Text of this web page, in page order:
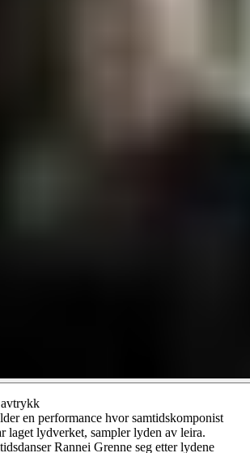
en performance hvor samtidskomponist
laget lydverket, sampler lyden av leira.
Rannei Grenne seg etter lydene